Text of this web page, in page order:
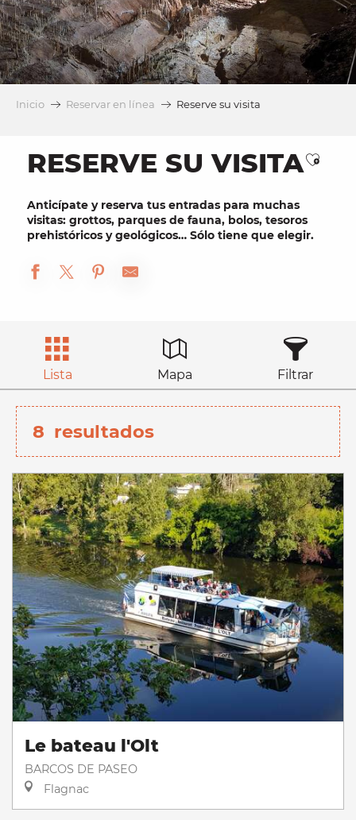
Inicio Reservar en línea Reserve su visita
RESERVE SU VISITA
Anticípate y reserva tus entradas para muchas
visitas: grottos, parques de fauna, bolos, tesoros
prehistóricos y geológicos… Sólo tiene que elegir.
Lista Mapa Filtrar
8 resultados
Le bateau l'Olt
BARCOS DE PASEO
Flagnac